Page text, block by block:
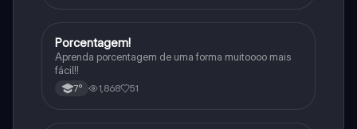
Matematica
Porcentagem!
Aprenda porcentagem de uma forma muitoooo mais
fácil!!
7° 1,868 51